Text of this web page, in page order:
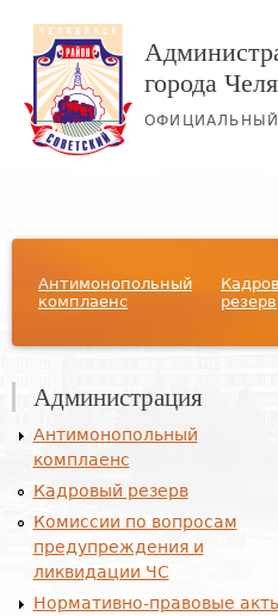
города
Антимонопольный
комплаенс
резерв
Администрация
Антимонопольный
комплаенс
Кадровый резерв
Комиссии по вопросам
предупреждения и
ликвидации ЧС
Нормативно-правовые